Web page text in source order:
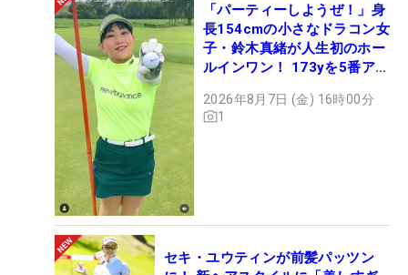
「パーティーしようぜ！」身
長154cmの小さなドラコン女
子・鈴木真緒が人生初のホー
ルインワン！ 173yを5番アイ
2026年8月7日 (金) 16時00分
1
セキ・ユウティンが前髪パッツン